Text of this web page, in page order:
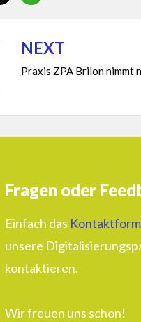
NEXT
Praxis ZPA Brilon nimmt
Fragen oder
Einfach das
unsere
kontaktieren.
Wir freuen uns schon!